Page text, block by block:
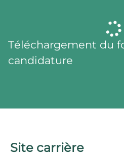
Téléchargement du
candidature
Site carrière